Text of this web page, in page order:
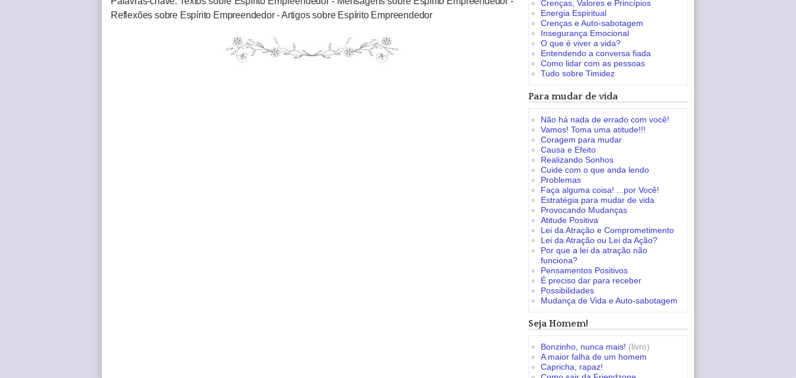
Reflexões sobre Espírito Empreendedor - Artigos sobre Espírito Empreendedor
Crenças, Valores e Princípios
Energia Espiritual
Crenças e Auto-sabotagem
Insegurança Emocional
O que é viver a vida?
Entendendo a conversa fiada
Como lidar com as pessoas
Tudo sobre Timidez
Para mudar de vida
Não há nada de errado com você!
Vamos! Toma uma atitude!!!
Coragem para mudar
Causa e Efeito
Realizando Sonhos
Cuide com o que anda lendo
Problemas
Faça alguma coisa! ...por Você!
Estratégia para mudar de vida
Provocando Mudanças
Atitude Positiva
Lei da Atração e Comprometimento
Lei da Atração ou Lei da Ação?
Por que a lei da atração não
funciona?
Pensamentos Positivos
É preciso dar para receber
Possibilidades
Mudança de Vida e Auto-sabotagem
Seja Homem!
Bonzinho, nunca mais! (livro)
A maior falha de um homem
Capricha, rapaz!